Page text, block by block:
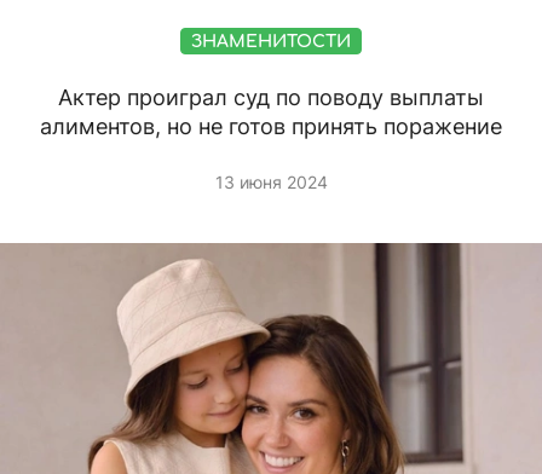
ЗНАМЕНИТОСТИ
Актер проиграл суд по поводу выплаты
алиментов, но не готов принять поражение
13 июня 2024